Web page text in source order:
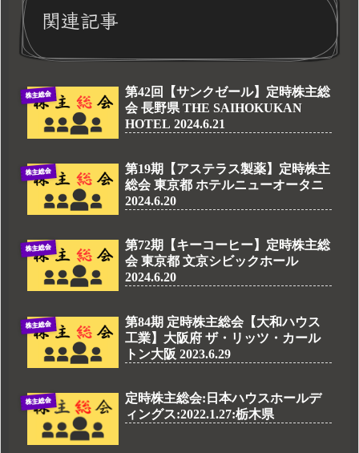
関連記事
株主総会
第42回【サンクゼール】定時株主総
会 長野県 THE SAIHOKUKAN
HOTEL 2024.6.21
株主総会
第19期【アステラス製薬】定時株主
総会 東京都 ホテルニューオータニ
2024.6.20
株主総会
第72期【キーコーヒー】定時株主総
会 東京都 文京シビックホール
2024.6.20
株主総会
第84期 定時株主総会【大和ハウス
工業】大阪府 ザ・リッツ・カール
トン大阪 2023.6.29
株主総会
定時株主総会:日本ハウスホールデ
ィングス:2022.1.27:栃木県